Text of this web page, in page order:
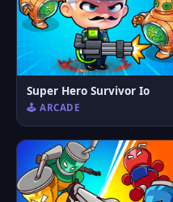
Super Hero Survivor Io
🕹️ ARCADE